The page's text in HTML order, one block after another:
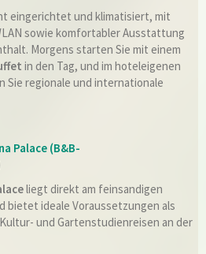
eingerichtet und klimatisiert, mit
sowie komfortabler Ausstattung
Morgens starten Sie mit einem
in den Tag, und im hoteleigenen
Sie regionale und internationale
Palace (B&B-
liegt direkt am feinsandigen
bietet ideale Voraussetzungen als
und Gartenstudienreisen an der